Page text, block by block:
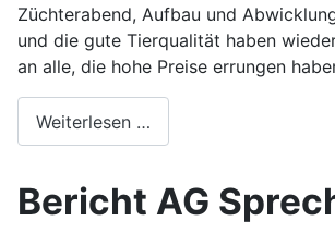
Züchterabend, Aufbau und
und die gute Tierqualität haben
an alle, die hohe Preise errungen
Weiterlesen …
Bericht AG